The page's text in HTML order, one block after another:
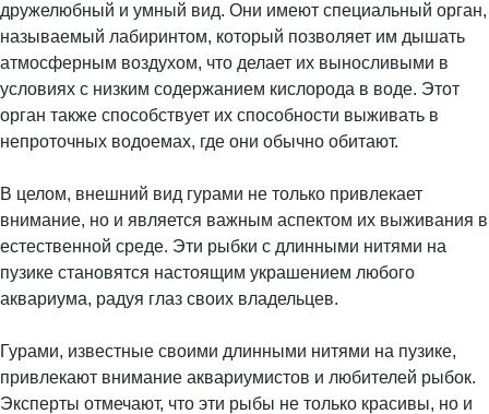
дружелюбный и умный вид. Они имеют специальный орган,
называемый лабиринтом, который позволяет им дышать
атмосферным воздухом, что делает их выносливыми в
условиях с низким содержанием кислорода в воде. Этот
орган также способствует их способности выживать в
непроточных водоемах, где они обычно обитают.
В целом, внешний вид гурами не только привлекает
внимание, но и является важным аспектом их выживания в
естественной среде. Эти рыбки с длинными нитями на
пузике становятся настоящим украшением любого
аквариума, радуя глаз своих владельцев.
Гурами, известные своими длинными нитями на пузике,
привлекают внимание аквариумистов и любителей рыбок.
Эксперты отмечают, что эти рыбы не только красивы, но и